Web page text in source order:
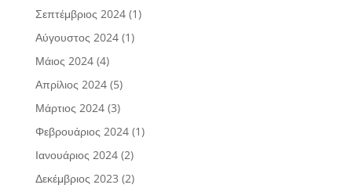
Σεπτέμβριος 2024(1)
Αύγουστος 2024(1)
Μάιος 2024(4)
Απρίλιος 2024(5)
Μάρτιος 2024(3)
Φεβρουάριος 2024(1)
Ιανουάριος 2024(2)
Δεκέμβριος 2023 (2)